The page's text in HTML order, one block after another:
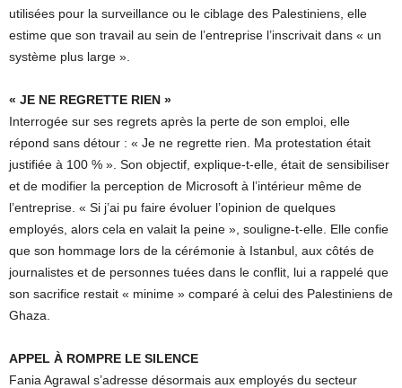
utilisées pour la surveillance ou le ciblage des Palestiniens, elle
estime que son travail au sein de l’entreprise l’inscrivait dans « un
système plus large ».
« JE NE REGRETTE RIEN »
Interrogée sur ses regrets après la perte de son emploi, elle
répond sans détour : « Je ne regrette rien. Ma protestation était
justifiée à 100 % ». Son objectif, explique-t-elle, était de sensibiliser
et de modifier la perception de Microsoft à l’intérieur même de
l’entreprise. « Si j’ai pu faire évoluer l’opinion de quelques
employés, alors cela en valait la peine », souligne-t-elle. Elle confie
que son hommage lors de la cérémonie à Istanbul, aux côtés de
journalistes et de personnes tuées dans le conflit, lui a rappelé que
son sacrifice restait « minime » comparé à celui des Palestiniens de
Ghaza.
APPEL À ROMPRE LE SILENCE
Fania Agrawal s’adresse désormais aux employés du secteur